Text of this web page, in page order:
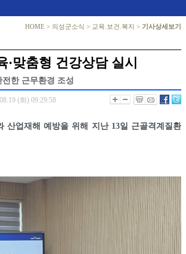
HOME > 의성군소식 > 교육.보건.복지 > 기사상세보기
맞춤형 건강상담 실시
한 근무환경 조성
(화) 09:29:58
산업재해 예방을 위해 지난 13일 근골격계질환